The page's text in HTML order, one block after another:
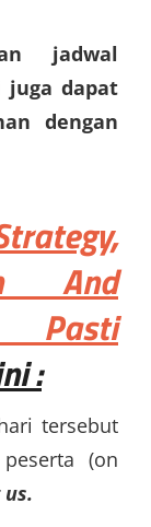
jadwal
juga dapat
dengan
And
:
tersebut
(on